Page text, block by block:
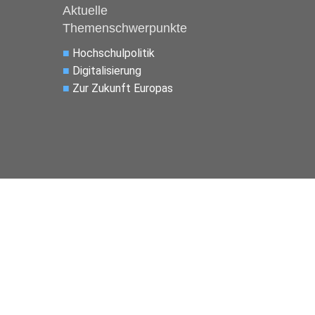
Aktuelle
Themenschwerpunkte
■ Hochschulpolitik
■ Digitalisierung
■ Zur Zukunft Europas